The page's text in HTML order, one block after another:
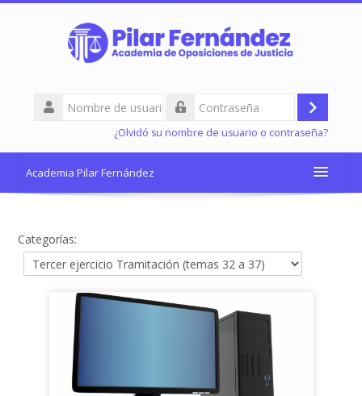
Nombre
de
Acceder
¿Olvidó su nombre de usuario o contraseña?
Academia Pilar Fernández
cursos
Categorías: